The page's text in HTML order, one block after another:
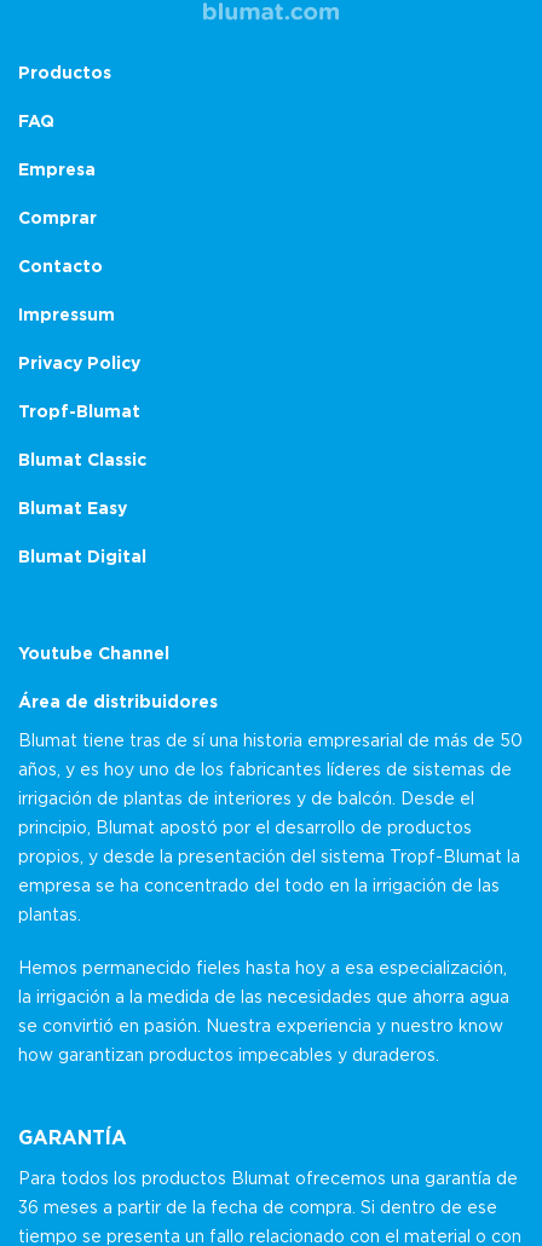
Productos
FAQ
Empresa
Comprar
Contacto
Impressum
Privacy Policy
Tropf-Blumat
Blumat Classic
Blumat Easy
Blumat Digital
Youtube Channel
Área de distribuidores
Blumat tiene tras de sí una historia empresarial de más de 50
años, y es hoy uno de los fabricantes líderes de sistemas de
irrigación de plantas de interiores y de balcón. Desde el
principio, Blumat apostó por el desarrollo de productos
propios, y desde la presentación del sistema Tropf-Blumat la
empresa se ha concentrado del todo en la irrigación de las
plantas.
Hemos permanecido fieles hasta hoy a esa especialización,
la irrigación a la medida de las necesidades que ahorra agua
se convirtió en pasión. Nuestra experiencia y nuestro know
how garantizan productos impecables y duraderos.
GARANTÍA
Para todos los productos Blumat ofrecemos una garantía de
36 meses a partir de la fecha de compra. Si dentro de ese
tiempo se presenta un fallo relacionado con el material o con